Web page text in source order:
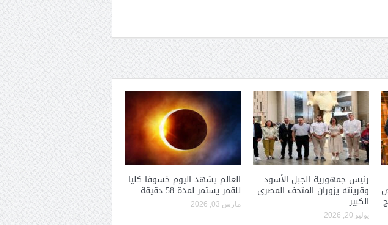
رئيس جمهورية الجبل الأسود
وقرينته يزوران المتحف المصرى
الكبير
يوليو 20, 2026
العالم يشهد اليوم خسوفا كليا
للقمر يستمر لمدة 58 دقيقة
مارس 03, 2026